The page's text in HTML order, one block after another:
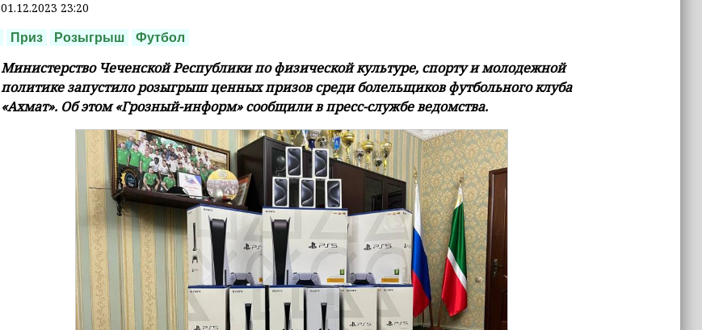
01.12.2023 23:20
Приз Розыгрыш Футбол
Министерство Чеченской Республики по физической культуре, спорту и молодежной
политике запустило розыгрыш ценных призов среди болельщиков футбольного клуба
«Ахмат». Об этом «Грозный-информ» сообщили в пресс-службе ведомства.